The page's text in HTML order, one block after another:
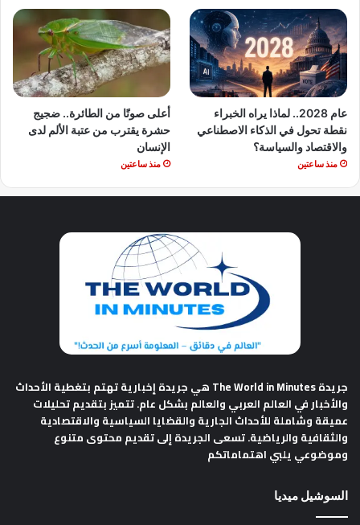
عام 2028.. لماذا يراه الخبراء
نقطة تحول في الذكاء الاصطناعي
والاقتصاد والسياسة؟
منذ ساعتين
أعلى صوتًا من الطائرة.. ضجيج
حشرة يقترب من عتبة الألم لدى
الإنسان
منذ ساعتين
جريدة The World in Minutes
هي جريدة إخبارية تهتم بتغطية الأحداث
والأخبار في العالم العربي والعالم بشكل عام. تتميز بتقديم تحليلات
عميقة وشاملة للأحداث الجارية والقضايا السياسية والاقتصادية
والثقافية والرياضية. تسعى الجريدة إلى تقديم محتوى متنوع
وموضوعي يلبي اهتماماتكم
السوشيل ميديا